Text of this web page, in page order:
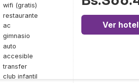
wifi (gratis)
restaurante
ac
gimnasio
auto
accesible
transfer
club infantil
Ver hotel